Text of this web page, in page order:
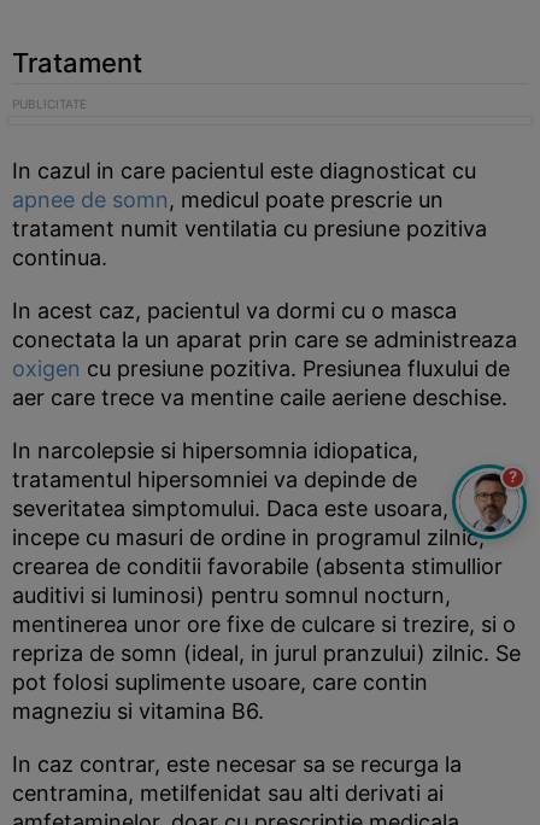
Tratament
In cazul in care pacientul este diagnosticat cu
apnee de somn, medicul poate prescrie un
tratament numit ventilatia cu presiune pozitiva
continua.
In acest caz, pacientul va dormi cu o masca
conectata la un aparat prin care se administreaza
oxigen cu presiune pozitiva. Presiunea fluxului de
aer care trece va mentine caile aeriene deschise.
In narcolepsie si hipersomnia idiopatica,
tratamentul hipersomniei va depinde de
severitatea simptomului. Daca este usoara, se va
incepe cu masuri de ordine in programul zilnic,
crearea de conditii favorabile (absenta stimullior
auditivi si luminosi) pentru somnul nocturn,
mentinerea unor ore fixe de culcare si trezire, si o
repriza de somn (ideal, in jurul pranzului) zilnic. Se
pot folosi suplimente usoare, care contin
magneziu si vitamina B6.
In caz contrar, este necesar sa se recurga la
centramina, metilfenidat sau alti derivati ai
?